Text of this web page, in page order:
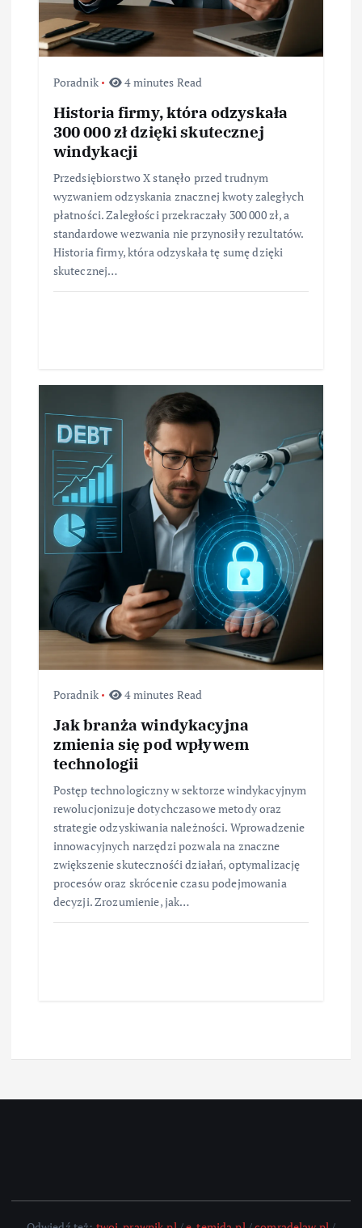
Poradnik 4 minutes Read
Historia firmy, która odzyskała
300 000 zł dzięki skutecznej
windykacji
Przedsiębiorstwo X stanęło przed trudnym
wyzwaniem odzyskania znacznej kwoty zaległych
płatności. Zaległości przekraczały 300 000 zł, a
standardowe wezwania nie przynosiły rezultatów.
Historia firmy, która odzyskała tę sumę dzięki
skutecznej…
Poradnik 4 minutes Read
Jak branża windykacyjna
zmienia się pod wpływem
technologii
Postęp technologiczny w sektorze windykacyjnym
rewolucjonizuje dotychczasowe metody oraz
strategie odzyskiwania należności. Wprowadzenie
innowacyjnych narzędzi pozwala na znaczne
zwiększenie skutecznośći działań, optymalizację
procesów oraz skrócenie czasu podejmowania
decyzji. Zrozumienie, jak…